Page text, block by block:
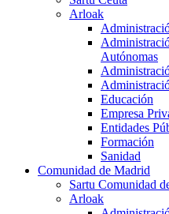
Arloak
Autónomas
Educación
Empresa
Entidades
Formación
Sanidad
Comunidad de Madrid
Sartu Comunidad
Arloak